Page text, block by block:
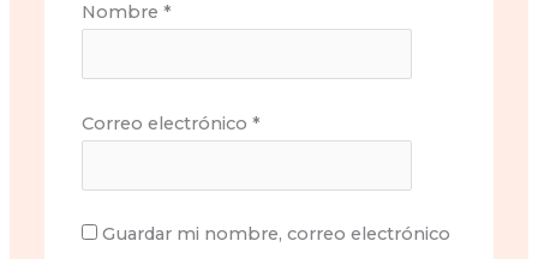
Nombre*
Correo electrónico*
Guardar mi nombre, correo electrónico